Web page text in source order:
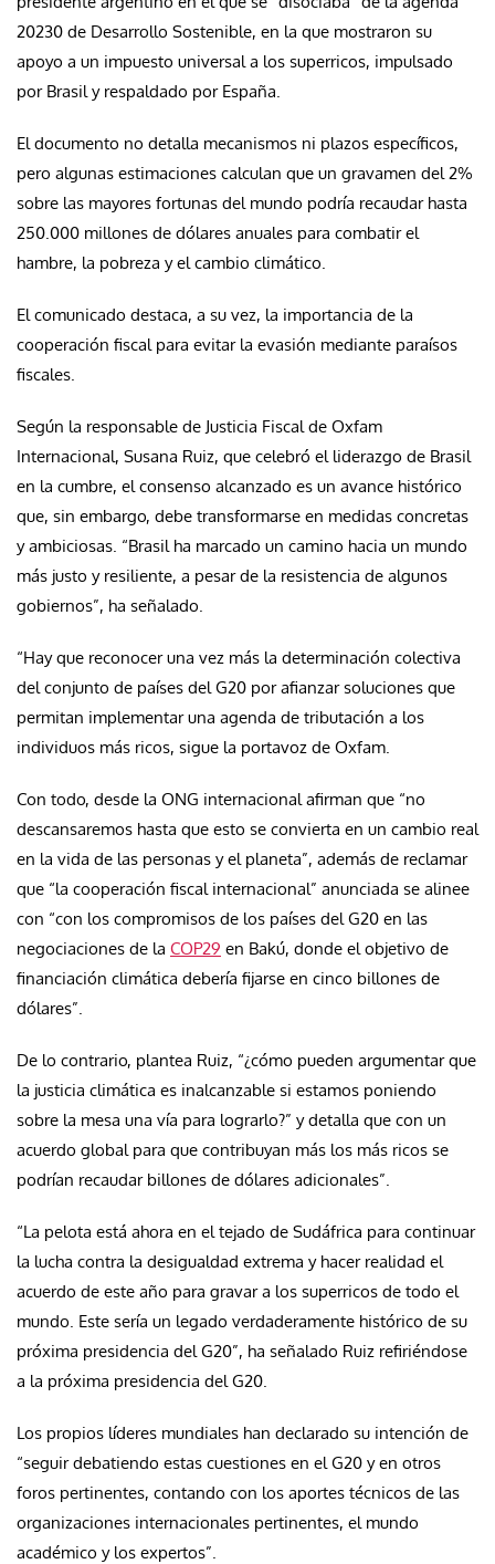
20230 de Desarrollo Sostenible, en la que mostraron su
apoyo a un impuesto universal a los superricos, impulsado
por Brasil y respaldado por España.
El documento no detalla mecanismos ni plazos específicos,
pero algunas estimaciones calculan que un gravamen del 2%
sobre las mayores fortunas del mundo podría recaudar hasta
250.000 millones de dólares anuales para combatir el
hambre, la pobreza y el cambio climático.
El comunicado destaca, a su vez, la importancia de la
cooperación fiscal para evitar la evasión mediante paraísos
fiscales.
Según la responsable de Justicia Fiscal de Oxfam
Internacional, Susana Ruiz, que celebró el liderazgo de Brasil
en la cumbre, el consenso alcanzado es un avance histórico
que, sin embargo, debe transformarse en medidas concretas
y ambiciosas. “Brasil ha marcado un camino hacia un mundo
más justo y resiliente, a pesar de la resistencia de algunos
gobiernos”, ha señalado.
“Hay que reconocer una vez más la determinación colectiva
del conjunto de países del G20 por afianzar soluciones que
permitan implementar una agenda de tributación a los
individuos más ricos, sigue la portavoz de Oxfam.
Con todo, desde la ONG internacional afirman que “no
descansaremos hasta que esto se convierta en un cambio real
en la vida de las personas y el planeta”, además de reclamar
que “la cooperación fiscal internacional” anunciada se alinee
con “con los compromisos de los países del G20 en las
negociaciones de la COP29 en Bakú, donde el objetivo de
financiación climática debería fijarse en cinco billones de
dólares”.
De lo contrario, plantea Ruiz, “¿cómo pueden argumentar que
la justicia climática es inalcanzable si estamos poniendo
sobre la mesa una vía para lograrlo?” y detalla que con un
acuerdo global para que contribuyan más los más ricos se
podrían recaudar billones de dólares adicionales”.
“La pelota está ahora en el tejado de Sudáfrica para continuar
la lucha contra la desigualdad extrema y hacer realidad el
acuerdo de este año para gravar a los superricos de todo el
mundo. Este sería un legado verdaderamente histórico de su
próxima presidencia del G20”, ha señalado Ruiz refiriéndose
a la próxima presidencia del G20.
Los propios líderes mundiales han declarado su intención de
“seguir debatiendo estas cuestiones en el G20 y en otros
foros pertinentes, contando con los aportes técnicos de las
organizaciones internacionales pertinentes, el mundo
académico y los expertos”.